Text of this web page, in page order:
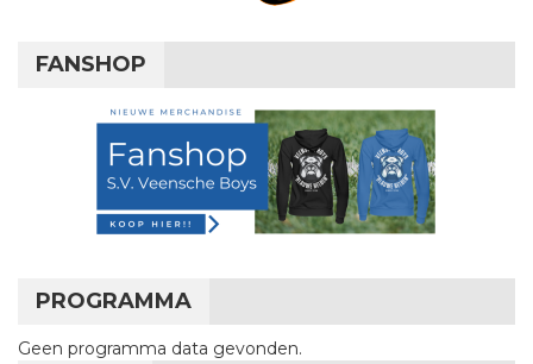
FANSHOP
PROGRAMMA
Geen programma data gevonden.